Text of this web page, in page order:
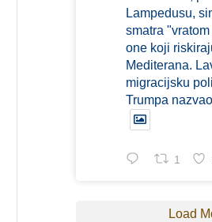
Lampedusu,
smatra
one koji
Mediterana.
migracijsku
Trumpa
1
Load